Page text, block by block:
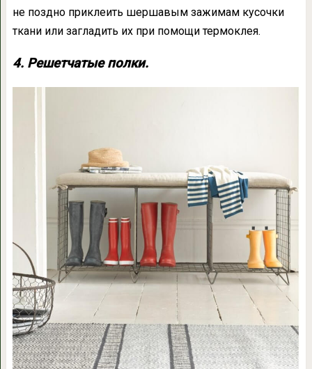
не поздно приклеить шершавым зажимам кусочки
ткани или загладить их при помощи термоклея.
4. Решетчатые полки.